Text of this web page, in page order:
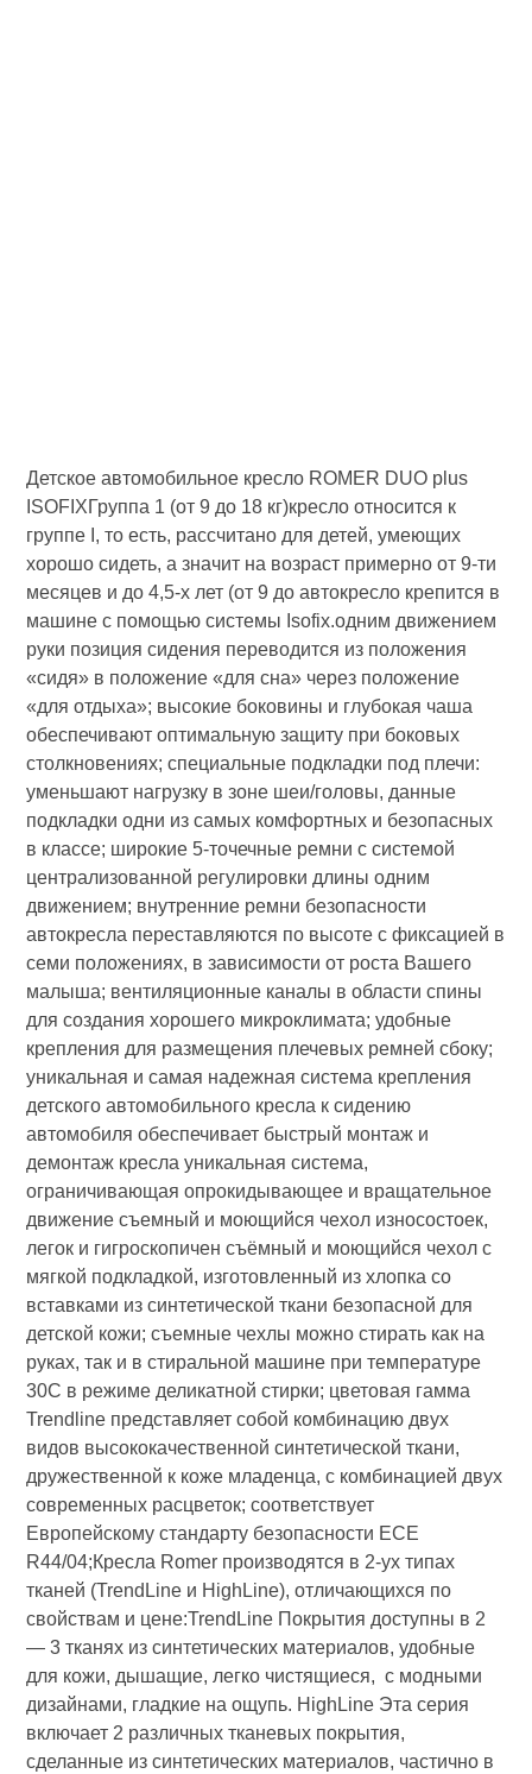
Детское автомобильное кресло ROMER DUO plus
ISOFIXГруппа 1 (от 9 до 18 кг)кресло относится к
группе I, то есть, рассчитано для детей, умеющих
хорошо сидеть, а значит на возраст примерно от 9-ти
месяцев и до 4,5-х лет (от 9 до автокресло крепится в
машине с помощью системы Isofix.одним движением
руки позиция сидения переводится из положения
«сидя» в положение «для сна» через положение
«для отдыха»; высокие боковины и глубокая чаша
обеспечивают оптимальную защиту при боковых
столкновениях; специальные подкладки под плечи:
уменьшают нагрузку в зоне шеи/головы, данные
подкладки одни из самых комфортных и безопасных
в классе; широкие 5-точечные ремни с системой
централизованной регулировки длины одним
движением; внутренние ремни безопасности
автокресла переставляются по высоте с фиксацией в
семи положениях, в зависимости от роста Вашего
малыша; вентиляционные каналы в области спины
для создания хорошего микроклимата; удобные
крепления для размещения плечевых ремней сбоку;
уникальная и самая надежная система крепления
детского автомобильного кресла к сидению
автомобиля обеспечивает быстрый монтаж и
демонтаж кресла уникальная система,
ограничивающая опрокидывающее и вращательное
движение съемный и моющийся чехол износостоек,
легок и гигроскопичен съёмный и моющийся чехол с
мягкой подкладкой, изготовленный из хлопка со
вставками из синтетической ткани безопасной для
детской кожи; съемные чехлы можно стирать как на
руках, так и в стиральной машине при температуре
30С в режиме деликатной стирки; цветовая гамма
Trendline представляет собой комбинацию двух
видов высококачественной синтетической ткани,
дружественной к коже младенца, с комбинацией двух
современных расцветок; соответствует
Европейскому стандарту безопасности ЕСЕ
R44/04;Кресла Romer производятся в 2-ух типах
тканей (TrendLine и HighLine), отличающихся по
свойствам и цене:TrendLine Покрытия доступны в 2
— 3 тканях из синтетических материалов, удобные
для кожи, дышащие, легко чистящиеся, с модными
дизайнами, гладкие на ощупь. HighLine Эта серия
включает 2 различных тканевых покрытия,
сделанные из синтетических материалов, частично в